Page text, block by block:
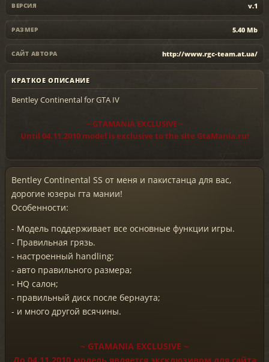
ВЕРСИЯ v.1
РАЗМЕР 5.40 Mb
САЙТ АВТОРА http://www.rgc-team.at.ua/
КРАТКОЕ ОПИСАНИЕ
Bentley Continental for GTA IV
~ GTAMANIA EXCLUSIVE ~
Until 04.11.2010 model is exclusive to the site GtaMania.ru!
Bentley Continental SS от меня и пакистанца для вас,
дорогие юзеры гта мании!
Особенности:
- Модель поддерживает все основные функции игры.
- Правильная грязь.
- настроенный handling;
- авто правильного размера;
- HQ салон;
- правильный диск после бернаута;
- и много другой всячины.
~ GTAMANIA EXCLUSIVE ~
До 04.11.2010 модель является эксклюзивом для сайта